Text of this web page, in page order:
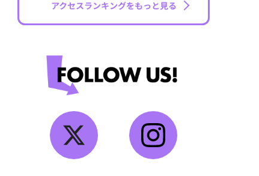
アクセスランキングをもっと見る